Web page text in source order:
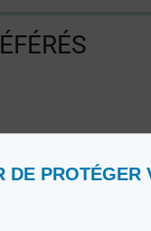
DE PROTÉGER